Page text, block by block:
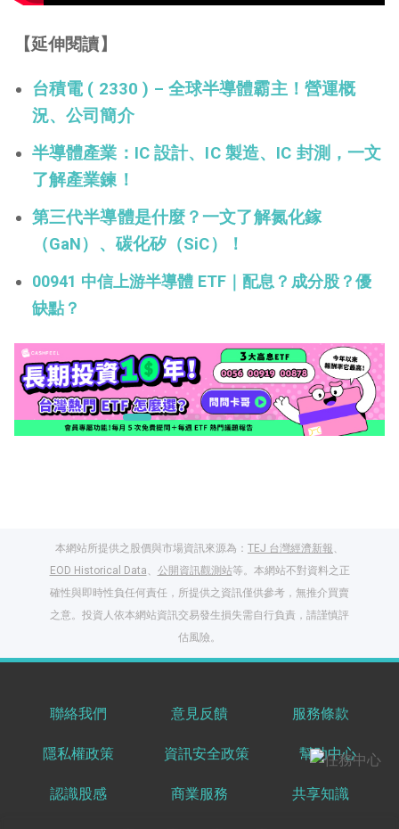
【延伸閱讀】
台積電 ( 2330 ) – 全球半導體霸主！營運概
況、公司簡介
半導體產業：IC 設計、IC 製造、IC 封測，一文
了解產業鍊！
第三代半導體是什麼？一文了解氮化鎵
（GaN）、碳化矽（SiC）！
00941 中信上游半導體 ETF｜配息？成分股？優
缺點？
本網站所提供之股價與市場資訊來源為： TEJ 台灣經濟新報
EOD Historical Data
公開資訊觀測站等。本網站不對資料之正
確性與即時性負任何責任，所提供之資訊僅供參考，無推介買賣
之意。投資人依本網站資訊交易發生損失需自行負責，請謹慎評
估風險。
聯絡我們 意見反饋 服務條款
隱私權政策 資訊安全政策 幫助中心
認識股感 商業服務 共享知識
出國就缺這咖？股